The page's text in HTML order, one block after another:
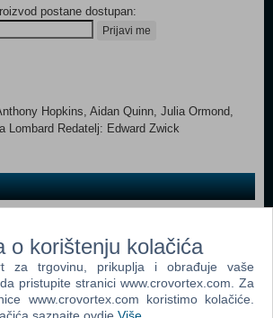
postane dostupan:
Prijavi me
Hopkins, Aidan Quinn, Julia Ormond,
Lombard Redatelj: Edward Zwick
With The Wind Blu-Ray)
Intentions Blu-Ray)
o korištenju kolačića
za trgovinu, prikuplja i obrađuje vaše
pristupite stranici www.crovortex.com. Za
www.crovortex.com koristimo kolačiće.